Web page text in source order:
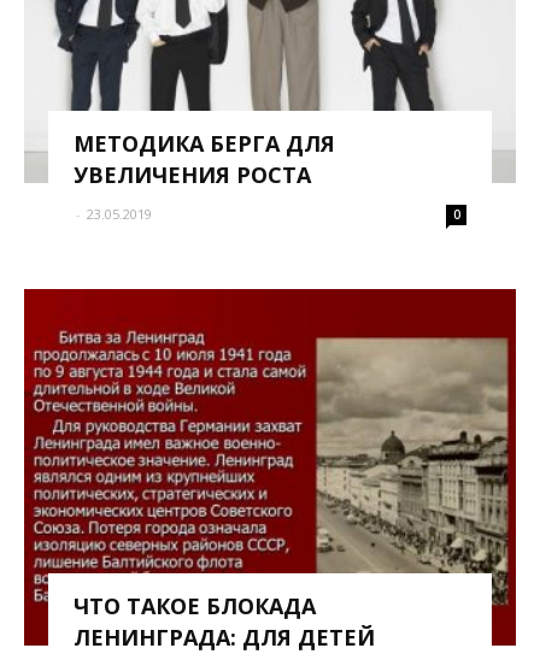
МЕТОДИКА БЕРГА ДЛЯ
УВЕЛИЧЕНИЯ РОСТА
- 23.05.2019 0
ЧТО ТАКОЕ БЛОКАДА
ЛЕНИНГРАДА: ДЛЯ ДЕТЕЙ